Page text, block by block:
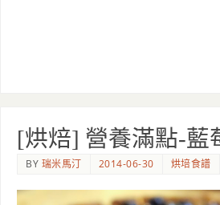
[烘焙] 營養滿點-藍
BY 瑞米馬汀 2014-06-30 烘培食譜